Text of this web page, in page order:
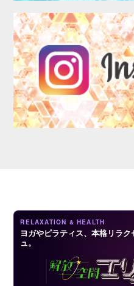
RELAXATION & HEALTH
ヨガやピラティス、本格リラ
ュ。